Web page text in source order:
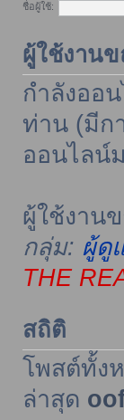
ชื่อผู้ใช้:
ผู้ใช้งาน
กำลังออ
ท่าน (มีก
ออนไลน์
ผู้ใช้งาน
กลุ่ม: ผู้ดู
THE
สถิติ
โพสต์ทั้ง
ล่าสุด